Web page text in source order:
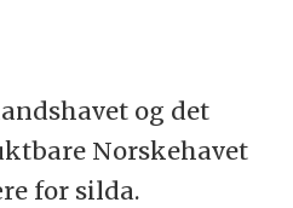
og det
Norskehavet
for silda.